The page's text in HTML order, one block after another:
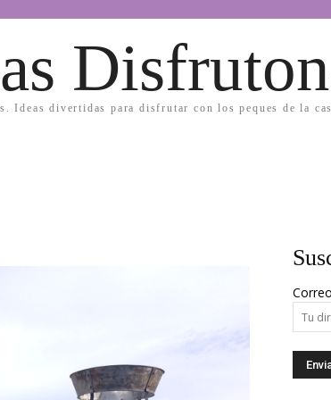
Ideas divertidas para disfrutar con los peques de la